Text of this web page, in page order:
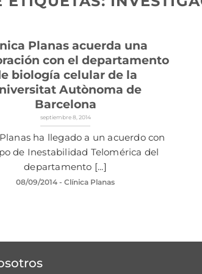
Planas acuerda una
con el departamento
biología celular de la
Autònoma de
Barcelona
septiembre 8, 2014
ha llegado a un acuerdo con
de Inestabilidad Telomérica del
departamento [...]
08/09/2014 - Clínica Planas